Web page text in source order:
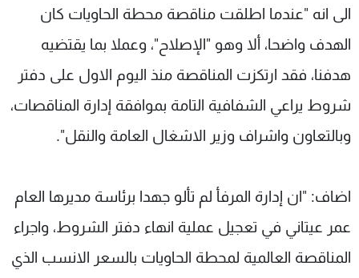
الى انه "عندما اطلقت مناقصة محطة الحاويات كان
الهدف واضحا، ألا وهو "الإصلاح"، وعملا بما يقتضيه
هدفنا، فقد ارتكزت المناقصة منذ اليوم الاول على دفتر
شروط يراعي الشفافية التامة بموافقة إدارة المناقصات،
وبالتعاون واشراف وزير الاشغال العامة والنقل".
اضاف: "ان إدارة المرفأ لم تألو جهدا برئاسة مديرها العام
عمر عيتاني في تعجيل عملية انهاء دفتر الشروط، واجراء
المناقصة العالمية لمحطة الحاويات بالسعر الانسب الذي
الإنـتـاج
لاعلاناتكم
تواصل معنا
سياسة الخصوصية